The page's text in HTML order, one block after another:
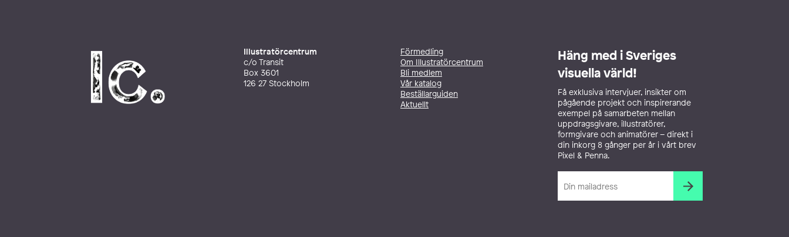
Illustratörcentrum
c/o Transit
Box 3601
126 27 Stockholm
Förmedling
Om Illustratörcentrum
Bli medlem
Vår katalog
Beställarguiden
Aktuellt
Häng med i Sveriges
visuella värld!
Få exklusiva intervjuer, insikter om
pågående projekt och inspirerande
exempel på samarbeten mellan
uppdragsgivare, illustratörer,
formgivare och animatörer – direkt i
din inkorg 8 gånger per år i vårt brev
Pixel & Penna.